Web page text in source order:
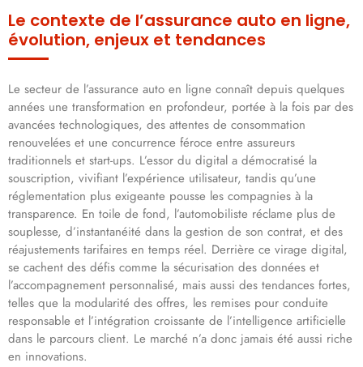
Le contexte de l’assurance auto en ligne,
évolution, enjeux et tendances
Le secteur de l’assurance auto en ligne connaît depuis quelques
années une transformation en profondeur, portée à la fois par des
avancées technologiques, des attentes de consommation
renouvelées et une concurrence féroce entre assureurs
traditionnels et start-ups. L’essor du digital a démocratisé la
souscription, vivifiant l’expérience utilisateur, tandis qu’une
réglementation plus exigeante pousse les compagnies à la
transparence. En toile de fond, l’automobiliste réclame plus de
souplesse, d’instantanéité dans la gestion de son contrat, et des
réajustements tarifaires en temps réel. Derrière ce virage digital,
se cachent des défis comme la sécurisation des données et
l’accompagnement personnalisé, mais aussi des tendances fortes,
telles que la modularité des offres, les remises pour conduite
responsable et l’intégration croissante de l’intelligence artificielle
dans le parcours client. Le marché n’a donc jamais été aussi riche
en innovations.